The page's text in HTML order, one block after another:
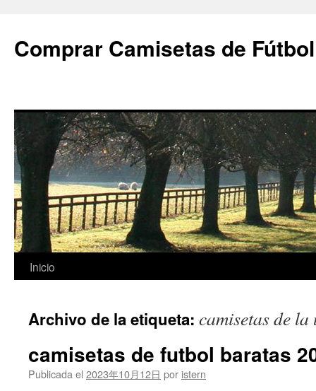
Comprar Camisetas de
Saltar
contenido
Inicio
Archivo de la etiqueta: camisetas de
camisetas de futbol baratas
Publicada el 2023年10月12日 por istern